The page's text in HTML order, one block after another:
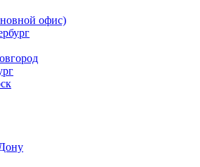
офис)